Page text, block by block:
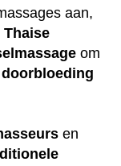
aan,
Thaise
om
doorbloeding
en